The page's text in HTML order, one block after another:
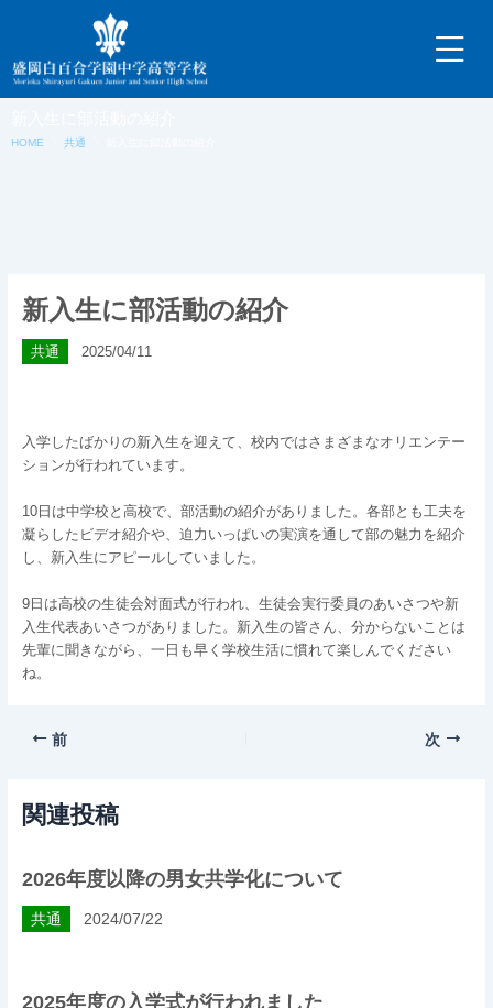
ス
キ
プHOME 共通
新入生に部活動の紹介
共通 2025/04/11
入学したばかりの新入生を迎えて、校内ではさまざまなオリエンテー
ションが行われています。
10日は中学校と高校で、部活動の紹介がありました。各部とも工夫を
凝らしたビデオ紹介や、迫力いっぱいの実演を通して部の魅力を紹介
し、新入生にアピールしていました。
9日は高校の生徒会対面式が行われ、生徒会実行委員のあいさつや新
入生代表あいさつがありました。新入生の皆さん、分からないことは
先輩に聞きながら、一日も早く学校生活に慣れて楽しんでください
ね。
前 次
関連投稿
2026年度以降の男女共学化について
共通 2024/07/22
2025年度の入学式が行われました